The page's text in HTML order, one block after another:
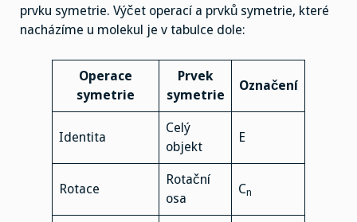
prvku symetrie. Výčet operací a prvků symetrie, které
nacházíme u molekul je v tabulce dole:
Operace
symetrie
Prvek
symetrie
Označení
Identita
Celý
objekt
E
Rotace
Rotační
osa
Cn